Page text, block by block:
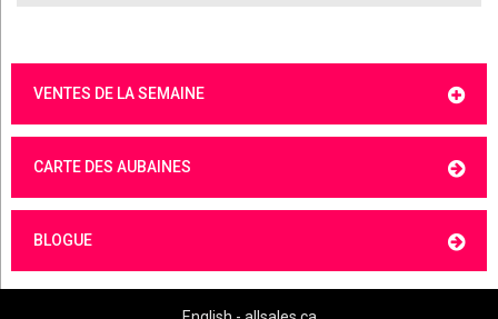
VENTES DE LA SEMAINE
CARTE DES AUBAINES
BLOGUE